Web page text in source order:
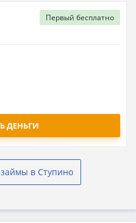
Первый бесплатно
ДЕНЬГИ
в Ступино